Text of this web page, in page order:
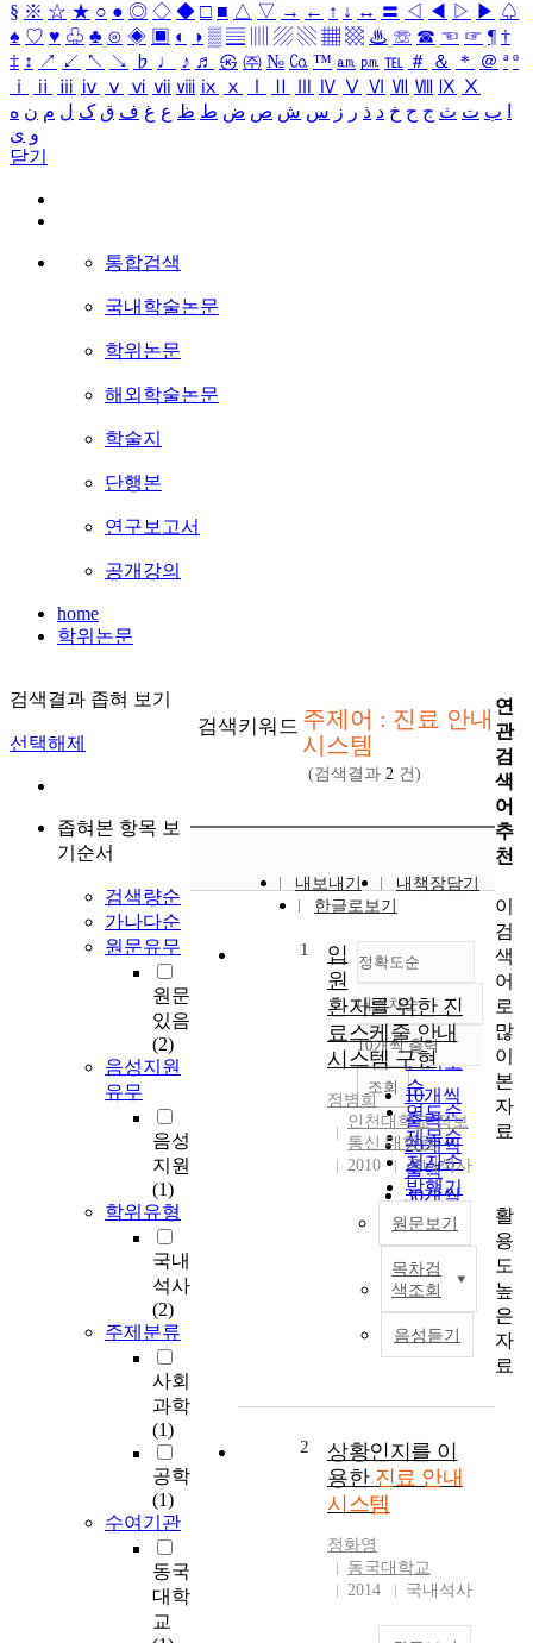
§ ※ ☆ ★ ○ ● ◎ ◇ ◆ □ ■ △ ▽ → ← ↑ ↓ ↔ 〓 ◁ ◀ ▷ ▶ ♤
♠ ♡ ♥ ♧ ♣ ⊙ ◈ ▣ ◐ ◑ ▒ ▤ ▨ ▧ ▦ ▩ ♨ ☏ ☎ ☜ ☞ ¶ †
‡ ↕ ↗ ↙ ↖ ↘ ♭ ♩ ♪ ♬ ㉿ ㈜ № ㏇ ™ ㏂ ㏘ ℡ ＃ ＆ ＊ ＠ ª º
ⅰ
ⅱ ⅲ ⅳ ⅴ ⅵ ⅶ ⅷ ⅸ ⅹ Ⅳ Ⅴ Ⅵ Ⅶ Ⅷ Ⅸ Ⅹ
ب ت ث ج ح خ د ذ ر ز س ش ص ض ط ظ ع غ ف ق ک ل م ن ه
و ی
닫기
통합검색
국내학술논문
학위논문
해외학술논문
학술지
단행본
연구보고서
공개강의
home
학위논문
검색결과 좁혀 보기
선택해제
좁혀본 항목 보
기순서
검색량순
가나다순
원문유무
원문
있음
(2)
음성지원
유무
음성
지원
(1)
학위유형
국내
석사
(2)
주제분류
사회
과학
(1)
공학
(1)
수여기관
동국
대학
교
검색키워드 주제어 : 진료 안내
시스템
(검색결과 2 건)
내보내기
내책장담기
한글로보기
정확도순
정확도
순
인기도
순
연도순
제목순
저자순
발행기
관순
내림차순
내림차순
10개씩 출력
10개씩
출력
20개씩
출력
30개씩
출력
50개씩
출력
100개씩
조회
1
입
원
환자를 위한 진
료스케줄 안내
시스템 구현
정병희
인천대학교 정보
통신 대학원
2010
국내석사
원문보기
목차검
색조회
음성듣기
2
상황인지를 이
용한 진료 안내
시스템
정화영
동국대학교
2014
국내석사
연
관
검
색
어
추
천
이
검
색
어
로
많
이
본
자
료
활
용
도
높
은
자
료